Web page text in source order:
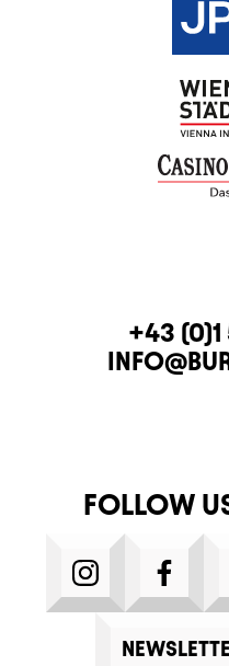
CONTACT+43
E-MAIL
FOLLOW
INSTAGRAM